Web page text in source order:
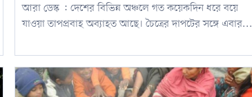
আরা ডেস্ক : দেশের বিভিন্ন অঞ্চলে গত কয়েকদিন ধরে বয়ে
যাওয়া তাপপ্রবাহ অব্যাহত আছে। চৈত্রের দাপটের সঙ্গে এবার...